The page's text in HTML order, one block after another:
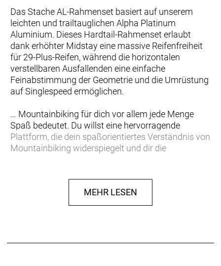
Das Stache AL-Rahmenset basiert auf unserem
leichten und trailtauglichen Alpha Platinum
Aluminium. Dieses Hardtail-Rahmenset erlaubt
dank erhöhter Midstay eine massive Reifenfreiheit
für 29-Plus-Reifen, während die horizontalen
verstellbaren Ausfallenden eine einfache
Feinabstimmung der Geometrie und die Umrüstung
auf Singlespeed ermöglichen.
… Mountainbiking für dich vor allem jede Menge
Spaß bedeutet. Du willst eine hervorragende
Plattform, die dein spaßorientiertes Verständnis von
Mountainbiking widerspiegelt und dir die
Ein trailtaugliches Rahmenset aus Alpha Platinum
Aluminium mit superkurzen Kettenstreben, die sich
MEHR LESEN